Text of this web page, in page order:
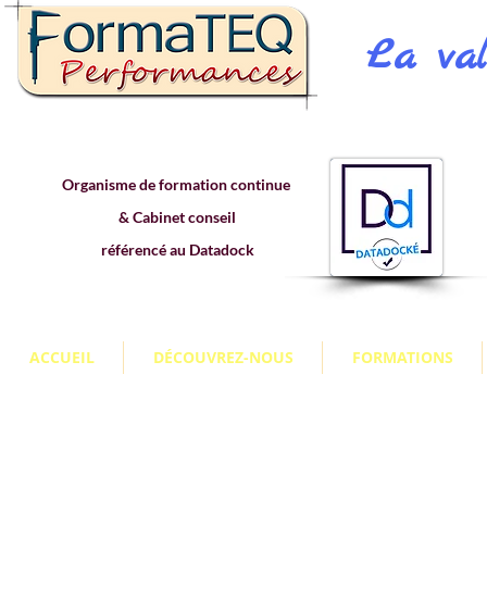
Organisme de formation continue
& Cabinet conseil
référencé au Datadock
La
ACCUEIL DÉCOUVREZ-NOUS FORMATIONS